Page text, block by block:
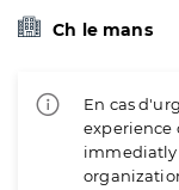
Ch le mans
En cas
experience
immediatly